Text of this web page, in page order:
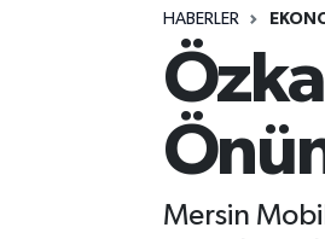
HABERLER
Mersin
Süper Lig Puan Durumu ve
Tüm Manşetler
Son Dakika Haberleri
Haber Arşivi